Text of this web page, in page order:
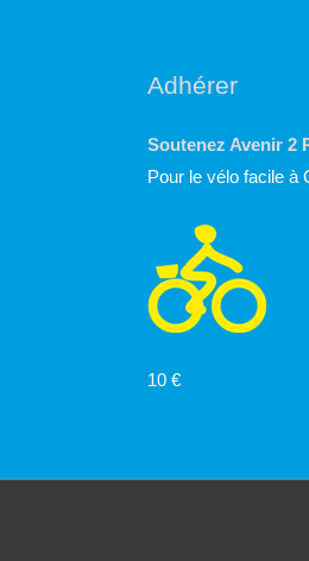
Adhérer
Soutenez Avenir 2
Pour le vélo facile à
10 €